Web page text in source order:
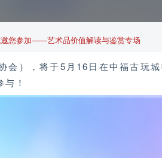
您参加——艺术品价值解读与鉴赏专场
会），将于5月16日在中福古玩城
！